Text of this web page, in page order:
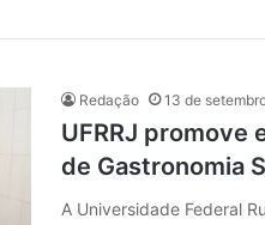
Redação 13 de
UFRRJ
de Gastronomia
A Universidade Federal